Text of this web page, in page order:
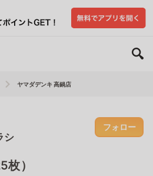
ヤマダデンキ 高鍋店
シ
フォロー
）